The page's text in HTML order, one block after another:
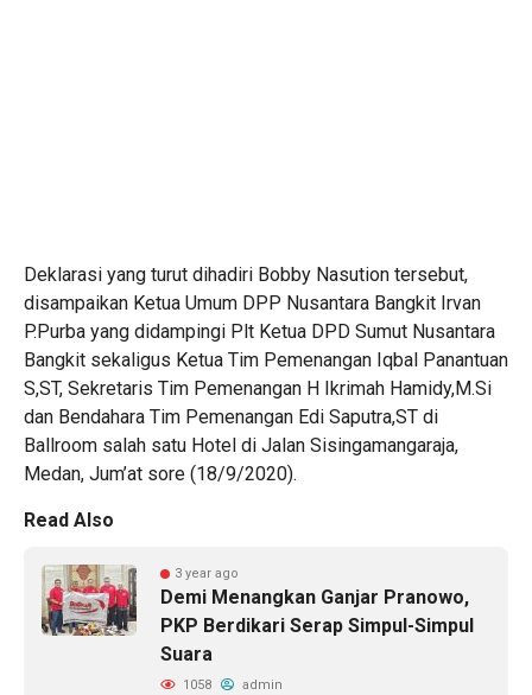
Deklarasi yang turut dihadiri Bobby Nasution tersebut,
disampaikan Ketua Umum DPP Nusantara Bangkit Irvan
P.Purba yang didampingi Plt Ketua DPD Sumut Nusantara
Bangkit sekaligus Ketua Tim Pemenangan Iqbal Panantuan
S,ST, Sekretaris Tim Pemenangan H Ikrimah Hamidy,M.Si
dan Bendahara Tim Pemenangan Edi Saputra,ST di
Ballroom salah satu Hotel di Jalan Sisingamangaraja,
Medan, Jum’at sore (18/9/2020).
Read Also
3 year ago
Demi Menangkan Ganjar Pranowo,
PKP Berdikari Serap Simpul-Simpul
Suara
1058 admin